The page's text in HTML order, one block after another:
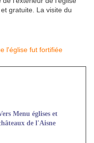
gratuite. La visite du
Menu églises et
de l'Aisne